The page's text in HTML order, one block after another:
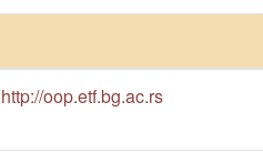
http://oop.etf.bg.ac.rs